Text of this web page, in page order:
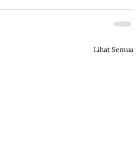
Lihat Semua